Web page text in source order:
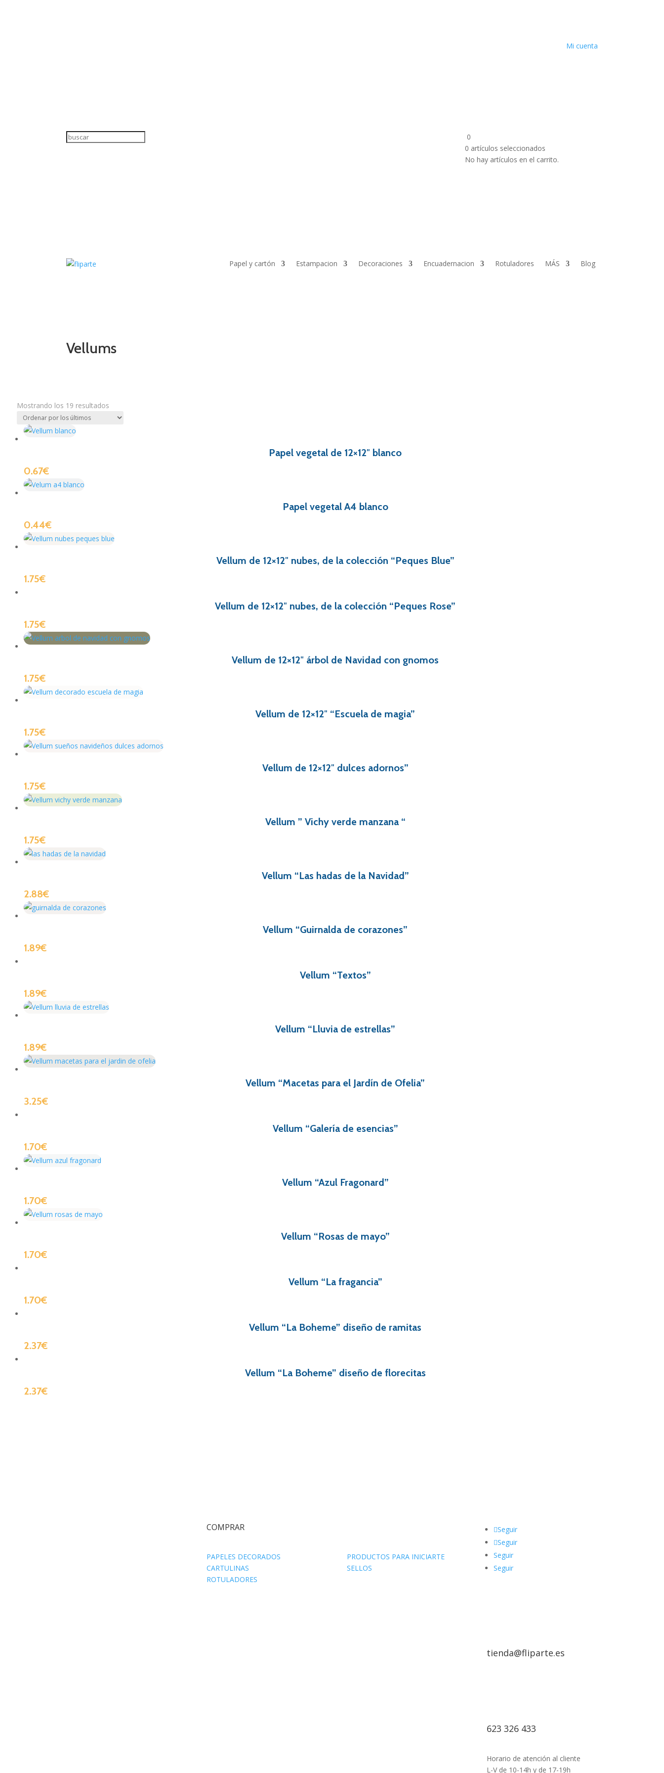
Mi cuenta
0
0 artículos seleccionados
No hay artículos en el carrito.
Papel y cartón Estampacion Decoraciones Encuadernacion Rotuladores MÁS Blog
Vellums
Mostrando los 19 resultados
Papel vegetal de 12×12″ blanco
0.67€
Papel vegetal A4 blanco
0.44€
Vellum de 12×12″ nubes, de la colección “Peques Blue”
1.75€
Vellum de 12×12″ nubes, de la colección “Peques Rose”
1.75€
Vellum de 12×12″ árbol de Navidad con gnomos
1.75€
Vellum de 12×12″ “Escuela de magia”
1.75€
Vellum de 12×12″ dulces adornos”
1.75€
Vellum ” Vichy verde manzana “
1.75€
Vellum “Las hadas de la Navidad”
2.88€
Vellum “Guirnalda de corazones”
1.89€
Vellum “Textos”
1.89€
Vellum “Lluvia de estrellas”
1.89€
Vellum “Macetas para el Jardín de Ofelia”
3.25€
Vellum “Galería de esencias”
1.70€
Vellum “Azul Fragonard”
1.70€
Vellum “Rosas de mayo”
1.70€
Vellum “La fragancia”
1.70€
Vellum “La Boheme” diseño de ramitas
2.37€
Vellum “La Boheme” diseño de florecitas
2.37€
COMPRAR
PAPELES DECORADOS
CARTULINAS
ROTULADORES
PRODUCTOS PARA INICIARTE
SELLOS
Seguir
Seguir
Seguir
Seguir
tienda@fliparte.es
623 326 433
Horario de atención al cliente
L-V de 10-14h y de 17-19h